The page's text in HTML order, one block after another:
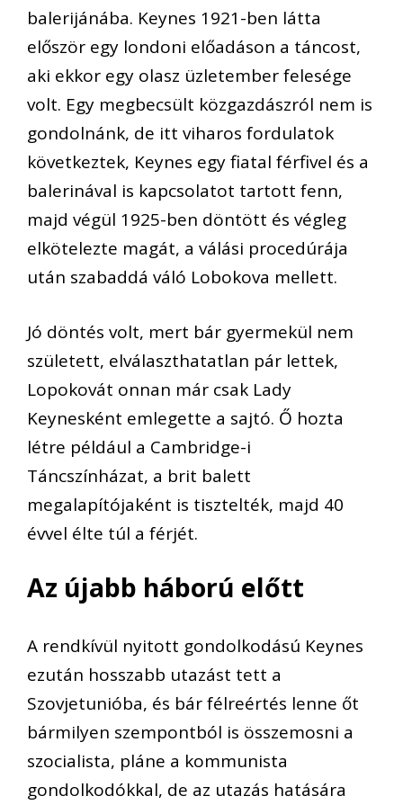
balerijánába. Keynes 1921-ben látta
először egy londoni előadáson a táncost,
aki ekkor egy olasz üzletember felesége
volt. Egy megbecsült közgazdászról nem is
gondolnánk, de itt viharos fordulatok
következtek, Keynes egy fiatal férfivel és a
balerinával is kapcsolatot tartott fenn,
majd végül 1925-ben döntött és végleg
elkötelezte magát, a válási procedúrája
után szabaddá váló Lobokova mellett.
Jó döntés volt, mert bár gyermekül nem
született, elválaszthatatlan pár lettek,
Lopokovát onnan már csak Lady
Keynesként emlegette a sajtó. Ő hozta
létre például a Cambridge-i
Táncszínházat, a brit balett
megalapítójaként is tisztelték, majd 40
évvel élte túl a férjét.
Az újabb háború előtt
A rendkívül nyitott gondolkodású Keynes
ezután hosszabb utazást tett a
Szovjetunióba, és bár félreértés lenne őt
bármilyen szempontból is összemosni a
szocialista, pláne a kommunista
gondolkodókkal, de az utazás hatására